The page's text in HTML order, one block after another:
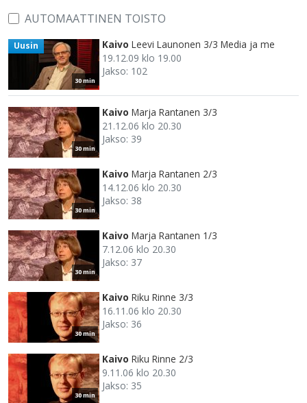
AUTOMAATTINEN TOISTO
30 min
Uusin Kaivo Leevi Launonen 3/3 Media ja me
19.12.09 klo 19.00
Jakso: 102
30 min
Kaivo Marja Rantanen 3/3
21.12.06 klo 20.30
Jakso: 39
30 min
Kaivo Marja Rantanen 2/3
14.12.06 klo 20.30
Jakso: 38
30 min
Kaivo Marja Rantanen 1/3
7.12.06 klo 20.30
Jakso: 37
30 min
Kaivo Riku Rinne 3/3
16.11.06 klo 20.30
Jakso: 36
30 min
Kaivo Riku Rinne 2/3
9.11.06 klo 20.30
Jakso: 35